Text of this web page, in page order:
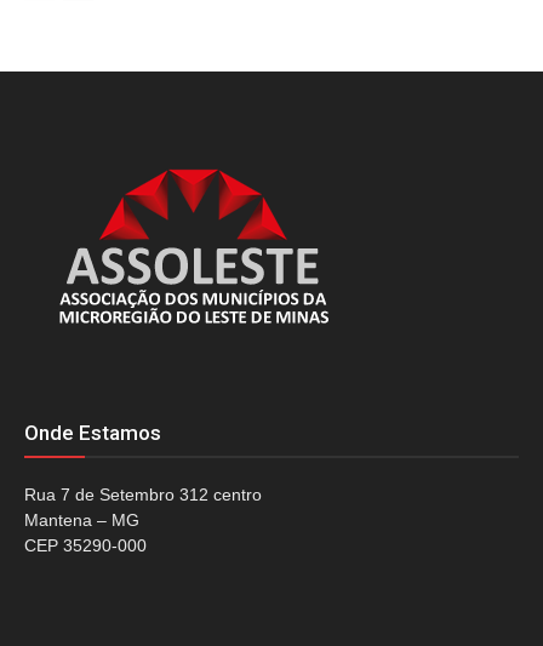
Onde Estamos
Rua 7 de Setembro 312 centro
Mantena – MG
CEP 35290-000